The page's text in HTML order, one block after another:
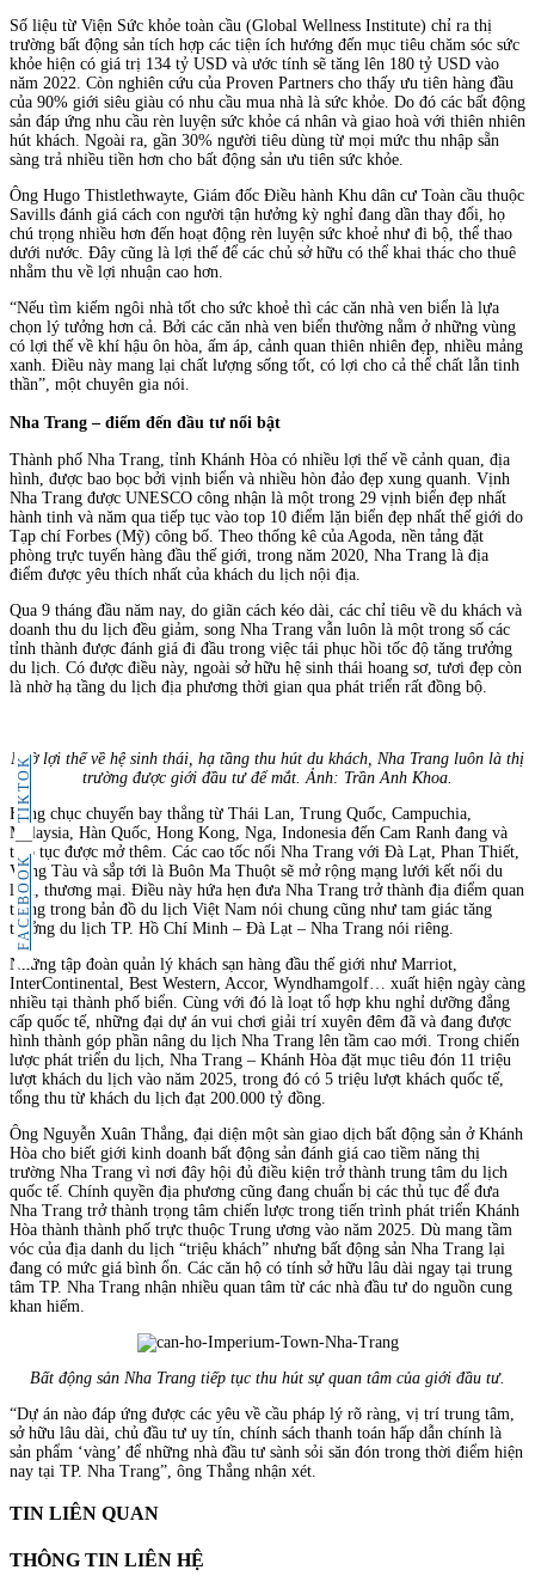
FACEBOOK
TIKTOK
Số liệu từ Viện Sức khỏe toàn cầu (Global Wellness Institute) chỉ ra thị
trường bất động sản tích hợp các tiện ích hướng đến mục tiêu chăm sóc sức
khỏe hiện có giá trị 134 tỷ USD và ước tính sẽ tăng lên 180 tỷ USD vào
năm 2022. Còn nghiên cứu của Proven Partners cho thấy ưu tiên hàng đầu
của 90% giới siêu giàu có nhu cầu mua nhà là sức khỏe. Do đó các bất động
sản đáp ứng nhu cầu rèn luyện sức khỏe cá nhân và giao hoà với thiên nhiên
hút khách. Ngoài ra, gần 30% người tiêu dùng từ mọi mức thu nhập sẵn
sàng trả nhiều tiền hơn cho bất động sản ưu tiên sức khỏe.
Ông Hugo Thistlethwayte, Giám đốc Điều hành Khu dân cư Toàn cầu thuộc
Savills đánh giá cách con người tận hưởng kỳ nghỉ đang dần thay đổi, họ
chú trọng nhiều hơn đến hoạt động rèn luyện sức khoẻ như đi bộ, thể thao
dưới nước. Đây cũng là lợi thế để các chủ sở hữu có thể khai thác cho thuê
nhằm thu về lợi nhuận cao hơn.
“Nếu tìm kiếm ngôi nhà tốt cho sức khoẻ thì các căn nhà ven biển là lựa
chọn lý tưởng hơn cả. Bởi các căn nhà ven biển thường nằm ở những vùng
có lợi thế về khí hậu ôn hòa, ấm áp, cảnh quan thiên nhiên đẹp, nhiều mảng
xanh. Điều này mang lại chất lượng sống tốt, có lợi cho cả thể chất lẫn tinh
thần”, một chuyên gia nói.
Nha Trang – điểm đến đầu tư nổi bật
Thành phố Nha Trang, tỉnh Khánh Hòa có nhiều lợi thế về cảnh quan, địa
hình, được bao bọc bởi vịnh biển và nhiều hòn đảo đẹp xung quanh. Vịnh
Nha Trang được UNESCO công nhận là một trong 29 vịnh biển đẹp nhất
hành tinh và năm qua tiếp tục vào top 10 điểm lặn biển đẹp nhất thế giới do
Tạp chí Forbes (Mỹ) công bố. Theo thống kê của Agoda, nền tảng đặt
phòng trực tuyến hàng đầu thế giới, trong năm 2020, Nha Trang là địa
điểm được yêu thích nhất của khách du lịch nội địa.
Qua 9 tháng đầu năm nay, do giãn cách kéo dài, các chỉ tiêu về du khách và
doanh thu du lịch đều giảm, song Nha Trang vẫn luôn là một trong số các
tỉnh thành được đánh giá đi đầu trong việc tái phục hồi tốc độ tăng trưởng
du lịch. Có được điều này, ngoài sở hữu hệ sinh thái hoang sơ, tươi đẹp còn
là nhờ hạ tầng du lịch địa phương thời gian qua phát triển rất đồng bộ.
Nhờ lợi thế về hệ sinh thái, hạ tầng thu hút du khách, Nha Trang luôn là thị
trường được giới đầu tư để mắt. Ảnh: Trần Anh Khoa.
Hàng chục chuyến bay thẳng từ Thái Lan, Trung Quốc, Campuchia,
Malaysia, Hàn Quốc, Hong Kong, Nga, Indonesia đến Cam Ranh đang và
tiếp tục được mở thêm. Các cao tốc nối Nha Trang với Đà Lạt, Phan Thiết,
Vũng Tàu và sắp tới là Buôn Ma Thuột sẽ mở rộng mạng lưới kết nối du
lịch, thương mại. Điều này hứa hẹn đưa Nha Trang trở thành địa điểm quan
trọng trong bản đồ du lịch Việt Nam nói chung cũng như tam giác tăng
trưởng du lịch TP. Hồ Chí Minh – Đà Lạt – Nha Trang nói riêng.
Những tập đoàn quản lý khách sạn hàng đầu thế giới như Marriot,
InterContinental, Best Western, Accor, Wyndhamgolf… xuất hiện ngày càng
nhiều tại thành phố biển. Cùng với đó là loạt tổ hợp khu nghỉ dưỡng đẳng
cấp quốc tế, những đại dự án vui chơi giải trí xuyên đêm đã và đang được
hình thành góp phần nâng du lịch Nha Trang lên tầm cao mới. Trong chiến
lược phát triển du lịch, Nha Trang – Khánh Hòa đặt mục tiêu đón 11 triệu
lượt khách du lịch vào năm 2025, trong đó có 5 triệu lượt khách quốc tế,
tổng thu từ khách du lịch đạt 200.000 tỷ đồng.
Ông Nguyễn Xuân Thắng, đại diện một sàn giao dịch bất động sản ở Khánh
Hòa cho biết giới kinh doanh bất động sản đánh giá cao tiềm năng thị
trường Nha Trang vì nơi đây hội đủ điều kiện trở thành trung tâm du lịch
quốc tế. Chính quyền địa phương cũng đang chuẩn bị các thủ tục để đưa
Nha Trang trở thành trọng tâm chiến lược trong tiến trình phát triển Khánh
Hòa thành thành phố trực thuộc Trung ương vào năm 2025. Dù mang tầm
vóc của địa danh du lịch “triệu khách” nhưng bất động sản Nha Trang lại
đang có mức giá bình ổn. Các căn hộ có tính sở hữu lâu dài ngay tại trung
tâm TP. Nha Trang nhận nhiều quan tâm từ các nhà đầu tư do nguồn cung
khan hiếm.
Bất động sản Nha Trang tiếp tục thu hút sự quan tâm của giới đầu tư.
“Dự án nào đáp ứng được các yêu về cầu pháp lý rõ ràng, vị trí trung tâm,
sở hữu lâu dài, chủ đầu tư uy tín, chính sách thanh toán hấp dẫn chính là
sản phẩm ‘vàng’ để những nhà đầu tư sành sỏi săn đón trong thời điểm hiện
nay tại TP. Nha Trang”, ông Thắng nhận xét.
TIN LIÊN QUAN
THÔNG TIN LIÊN HỆ